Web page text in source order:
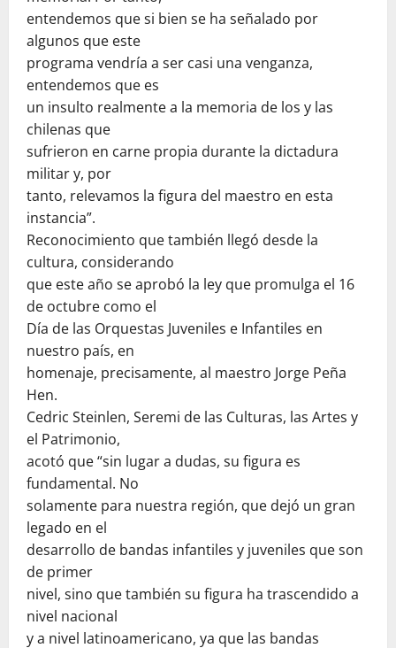
entendemos que si bien se ha señalado por
algunos que este
programa vendría a ser casi una venganza,
entendemos que es
un insulto realmente a la memoria de los y las
chilenas que
sufrieron en carne propia durante la dictadura
militar y, por
tanto, relevamos la figura del maestro en esta
instancia”.
Reconocimiento que también llegó desde la
cultura, considerando
que este año se aprobó la ley que promulga el 16
de octubre como el
Día de las Orquestas Juveniles e Infantiles en
nuestro país, en
homenaje, precisamente, al maestro Jorge Peña
Hen.
Cedric Steinlen, Seremi de las Culturas, las Artes y
el Patrimonio,
acotó que “sin lugar a dudas, su figura es
fundamental. No
solamente para nuestra región, que dejó un gran
legado en el
desarrollo de bandas infantiles y juveniles que son
de primer
nivel, sino que también su figura ha trascendido a
nivel nacional
y a nivel latinoamericano, ya que las bandas